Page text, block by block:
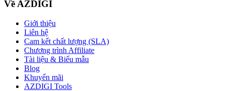
Về AZDIGI
Giới thiệu
Liên hệ
Cam kết chất lượng (SLA)
Chương trình Affiliate
Tài liệu & Biểu mẫu
Blog
Khuyến mãi
AZDIGI Tools